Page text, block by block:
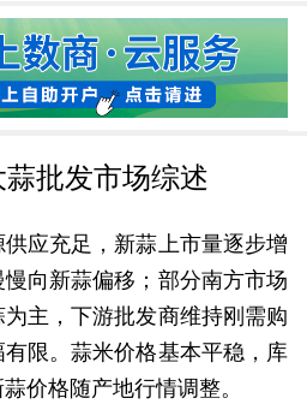
批发市场综述
应充足，新蒜上市量逐步增
向新蒜偏移；部分南方市场
主，下游批发商维持刚需购
限。蒜米价格基本平稳，库
价格随产地行情调整。